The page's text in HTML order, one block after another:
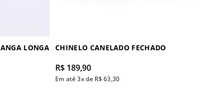
LONGA
CHINELO CANELADO FECHADO
R$ 189,90
Em até3x de R$ 63,30